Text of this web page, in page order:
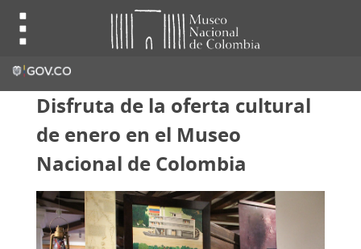
Disfruta de la oferta cultural
de enero en el Museo
Nacional de Colombia